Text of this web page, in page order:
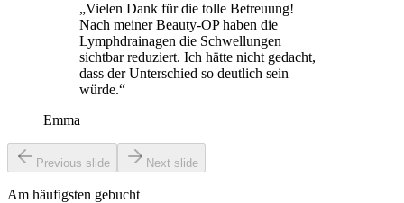
„Vielen Dank für die tolle Betreuung!
Nach meiner Beauty-OP haben die
Lymphdrainagen die Schwellungen
sichtbar reduziert. Ich hätte nicht gedacht,
dass der Unterschied so deutlich sein
würde.“
Emma
Previous slide Next slide
Am häufigsten gebucht